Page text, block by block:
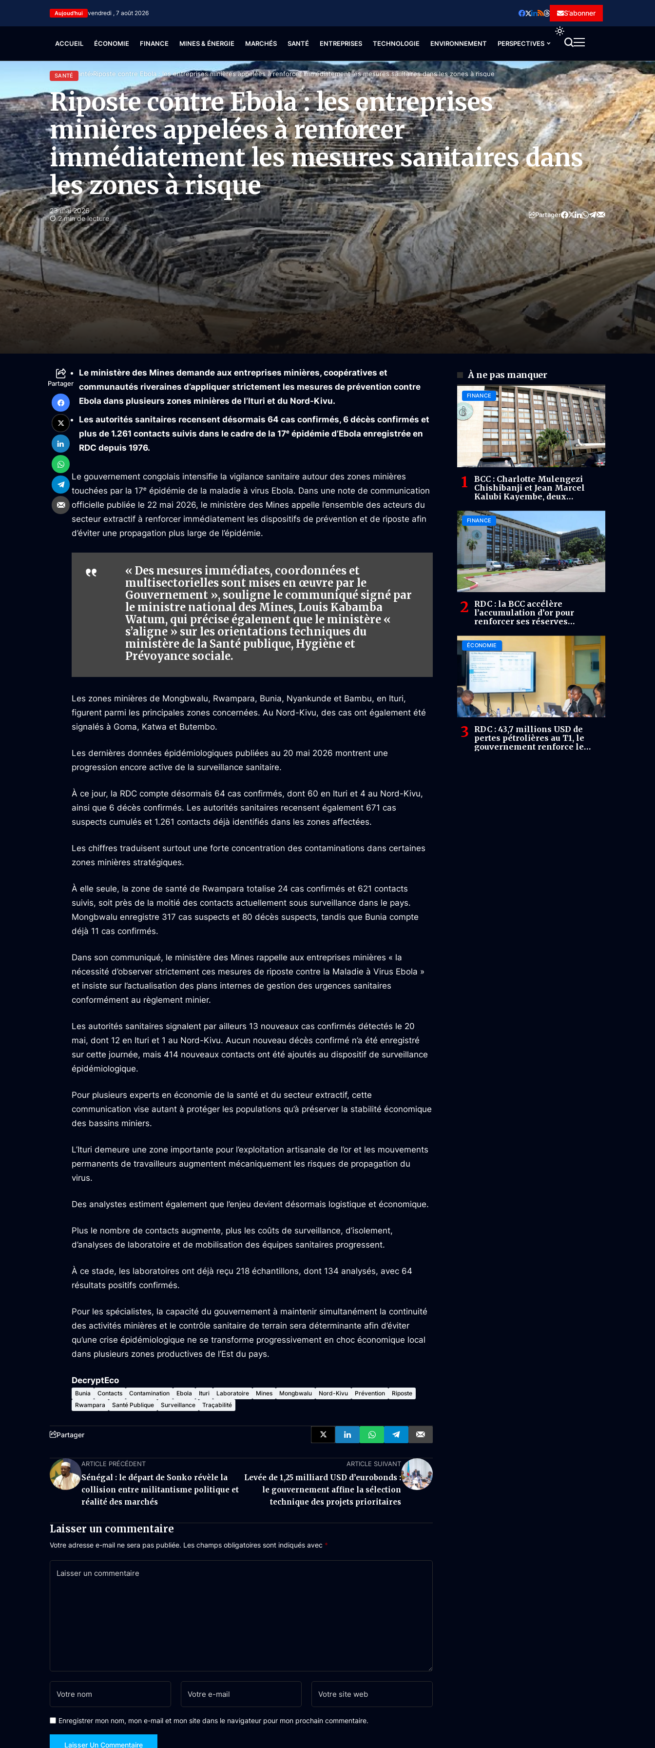
Aujoud'hui vendredi , 7 août 2026 S’abonner
ACCUEIL ÉCONOMIE FINANCE MINES & ÉNERGIE MARCHÉS SANTÉ ENTREPRISES TECHNOLOGIE ENVIRONNEMENT PERSPECTIVES
Accueil Santé Riposte contre Ebola : les entreprises minières appelées à renforcer immédiatement les mesures sanitaires dans les zones à risque
SANTÉ
Riposte contre Ebola : les entreprises
minières appelées à renforcer
immédiatement les mesures sanitaires dans
les zones à risque
23 mai 2026
2 min de lecture
Partager
Partager
Le ministère des Mines demande aux entreprises minières, coopératives et
communautés riveraines d’appliquer strictement les mesures de prévention contre
Ebola dans plusieurs zones minières de l’Ituri et du Nord-Kivu.
Les autorités sanitaires recensent désormais 64 cas confirmés, 6 décès confirmés et
plus de 1.261 contacts suivis dans le cadre de la 17ᵉ épidémie d’Ebola enregistrée en
RDC depuis 1976.
Le gouvernement congolais intensifie la vigilance sanitaire autour des zones minières
touchées par la 17ᵉ épidémie de la maladie à virus Ebola. Dans une note de communication
officielle publiée le 22 mai 2026, le ministère des Mines appelle l’ensemble des acteurs du
secteur extractif à renforcer immédiatement les dispositifs de prévention et de riposte afin
d’éviter une propagation plus large de l’épidémie.
« Des mesures immédiates, coordonnées et
multisectorielles sont mises en œuvre par le
Gouvernement », souligne le communiqué signé par
le ministre national des Mines, Louis Kabamba
Watum, qui précise également que le ministère «
s’aligne » sur les orientations techniques du
ministère de la Santé publique, Hygiène et
Prévoyance sociale.
Les zones minières de Mongbwalu, Rwampara, Bunia, Nyankunde et Bambu, en Ituri,
figurent parmi les principales zones concernées. Au Nord-Kivu, des cas ont également été
signalés à Goma, Katwa et Butembo.
Les dernières données épidémiologiques publiées au 20 mai 2026 montrent une
progression encore active de la surveillance sanitaire.
À ce jour, la RDC compte désormais 64 cas confirmés, dont 60 en Ituri et 4 au Nord-Kivu,
ainsi que 6 décès confirmés. Les autorités sanitaires recensent également 671 cas
suspects cumulés et 1.261 contacts déjà identifiés dans les zones affectées.
Les chiffres traduisent surtout une forte concentration des contaminations dans certaines
zones minières stratégiques.
À elle seule, la zone de santé de Rwampara totalise 24 cas confirmés et 621 contacts
suivis, soit près de la moitié des contacts actuellement sous surveillance dans le pays.
Mongbwalu enregistre 317 cas suspects et 80 décès suspects, tandis que Bunia compte
déjà 11 cas confirmés.
Dans son communiqué, le ministère des Mines rappelle aux entreprises minières « la
nécessité d’observer strictement ces mesures de riposte contre la Maladie à Virus Ebola »
et insiste sur l’actualisation des plans internes de gestion des urgences sanitaires
conformément au règlement minier.
Les autorités sanitaires signalent par ailleurs 13 nouveaux cas confirmés détectés le 20
mai, dont 12 en Ituri et 1 au Nord-Kivu. Aucun nouveau décès confirmé n’a été enregistré
sur cette journée, mais 414 nouveaux contacts ont été ajoutés au dispositif de surveillance
épidémiologique.
Pour plusieurs experts en économie de la santé et du secteur extractif, cette
communication vise autant à protéger les populations qu’à préserver la stabilité économique
des bassins miniers.
L’Ituri demeure une zone importante pour l’exploitation artisanale de l’or et les mouvements
permanents de travailleurs augmentent mécaniquement les risques de propagation du
virus.
Des analystes estiment également que l’enjeu devient désormais logistique et économique.
Plus le nombre de contacts augmente, plus les coûts de surveillance, d’isolement,
d’analyses de laboratoire et de mobilisation des équipes sanitaires progressent.
À ce stade, les laboratoires ont déjà reçu 218 échantillons, dont 134 analysés, avec 64
résultats positifs confirmés.
Pour les spécialistes, la capacité du gouvernement à maintenir simultanément la continuité
des activités minières et le contrôle sanitaire de terrain sera déterminante afin d’éviter
qu’une crise épidémiologique ne se transforme progressivement en choc économique local
dans plusieurs zones productives de l’Est du pays.
DecryptEco
Bunia Contacts Contamination Ebola Ituri Laboratoire Mines Mongbwalu Nord-Kivu Prévention
Riposte
Rwampara
Santé Publique Surveillance Traçabilité
Partager
ARTICLE PRÉCÉDENT
Sénégal : le départ de Sonko révèle la
collision entre militantisme politique et
réalité des marchés
ARTICLE SUIVANT
Levée de 1,25 milliard USD d’eurobonds :
le gouvernement affine la sélection
technique des projets prioritaires
Laisser un commentaire
Votre adresse e-mail ne sera pas publiée. Les champs obligatoires sont indiqués avec *
Enregistrer mon nom, mon e-mail et mon site dans le navigateur pour mon prochain commentaire.
À ne pas manquer
FINANCE
BCC : Charlotte Mulengezi
Chishibanji et Jean Marcel
Kalubi Kayembe, deux
la Vice-Gouvernance
FINANCE
RDC : la BCC accélère
l’accumulation d’or pour
renforcer ses réserves
ÉCONOMIE
RDC : 43,7 millions USD de
pertes pétrolières au T1, le
gouvernement renforce le